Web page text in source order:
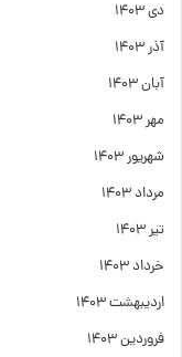
دی ۱۴۰۳
آذر ۱۴۰۳
آبان ۱۴۰۳
مهر ۱۴۰۳
شهریور ۱۴۰۳
مرداد ۱۴۰۳
تیر ۱۴۰۳
خرداد ۱۴۰۳
اردیبهشت ۱۴۰۳
فروردین ۱۴۰۳